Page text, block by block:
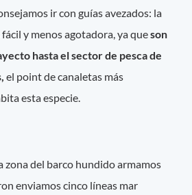
ir con guías avezados: la
y menos agotadora, ya queson
hasta el sector de pesca de
el point de canaletas más
esta especie.
zona del barco hundido armamos
enviamos cinco líneas mar